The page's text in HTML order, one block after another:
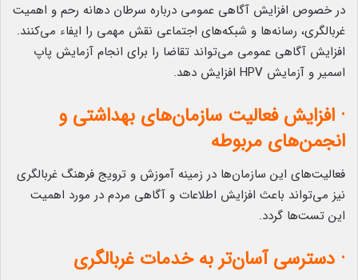
در خصوص افزایش آگاهی عمومی درباره سرطان دهانه رحم و اهمیت
غربالگری، رسانه‌ها و شبکه‌های اجتماعی نقش مهمی را ایفاء می‌کنند.
افزایش آگاهی عمومی می‌تواند تقاضا را برای انجام آزمایش پاپ
اسمیر و آزمایش HPV افزایش دهد.
· افزایش فعالیت سازمان‌های بهداشتی و
انجمن‌های مربوطه
فعالیت‌های این سازمان‌ها در زمینه آموزش و ترویج فرهنگ غربالگری
نیز می‌تواند باعث افزایش اطلاعات و آگاهی مردم در مورد اهمیت
این تست‌ها گردد.
· دسترسی آسان‌تر به خدمات غربالگری